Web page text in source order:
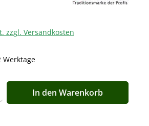
zzgl. Versandkosten
Werktage
Gib den gewünschten Wert ein oder
In den Warenkorb